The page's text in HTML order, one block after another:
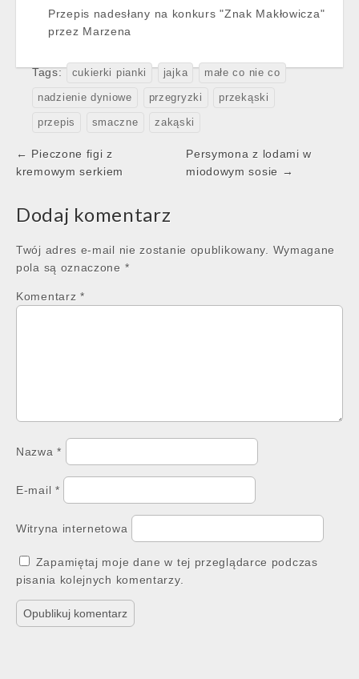
Przepis nadesłany na konkurs "Znak Makłowicza"
przez Marzena
Tags: cukierki pianki jajka małe co nie co
nadzienie dyniowe przegryzki przekąski
przepis smaczne zakąski
Post
navigation
← Pieczone figi z
kremowym serkiem
Persymona z lodami w
miodowym sosie →
Dodaj komentarz
Twój adres e-mail nie zostanie opublikowany.
Wymagane
pola są oznaczone *
Komentarz *
Nazwa*
E-mail *
Witryna internetowa
Zapamiętaj moje dane w tej przeglądarce podczas
pisania kolejnych komentarzy.